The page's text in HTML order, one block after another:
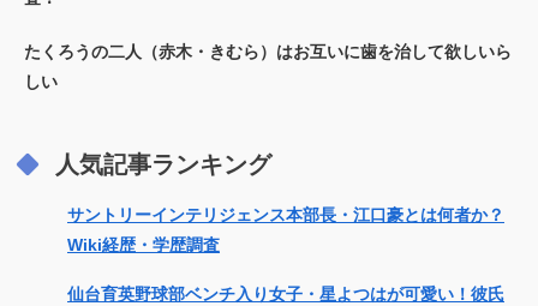
たくろうの二人（赤木・きむら）はお互いに歯を治して欲しいら
しい
人気記事ランキング
サントリーインテリジェンス本部長・江口豪とは何者か？
Wiki経歴・学歴調査
仙台育英野球部ベンチ入り女子・星よつはが可愛い！彼氏